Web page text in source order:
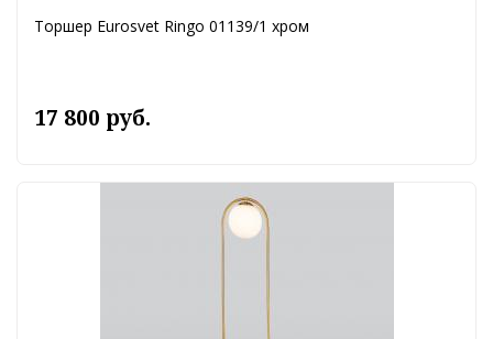
Торшер Eurosvet Ringo 01139/1 хром
17 800 руб.